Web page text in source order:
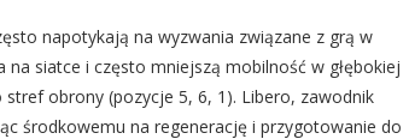
napotykają na wyzwania związane z grą w
na siatce i często mniejszą mobilność w głębokiej
obrony (pozycje 5, 6, 1). Libero, zawodnik
środkowemu na regenerację i przygotowanie do